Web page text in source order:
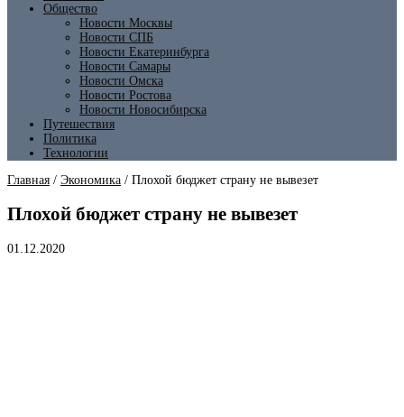
Общество
Новости Москвы
Новости СПБ
Новости Екатеринбурга
Новости Самары
Новости Омска
Новости Ростова
Новости Новосибирска
Путешествия
Политика
Технологии
Главная / Экономика / Плохой бюджет страну не вывезет
Плохой бюджет страну не вывезет
01.12.2020